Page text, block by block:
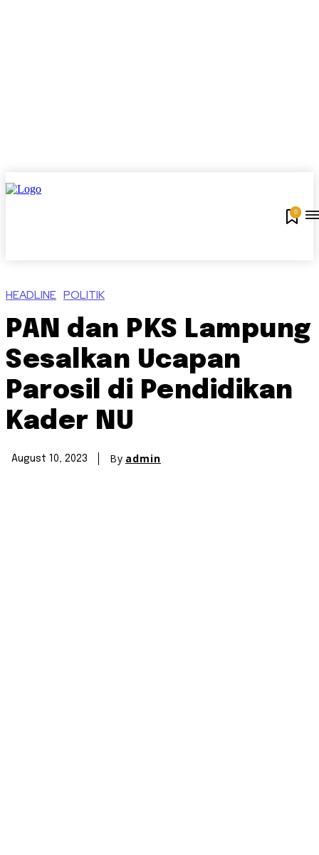
0
HEADLINE POLITIK
PAN dan PKS Lampung
Sesalkan Ucapan
Parosil di Pendidikan
Kader NU
August 10, 2023 By admin